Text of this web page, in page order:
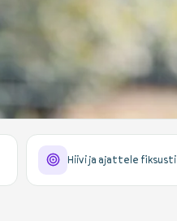
Hiivi ja ajattele fiksusti